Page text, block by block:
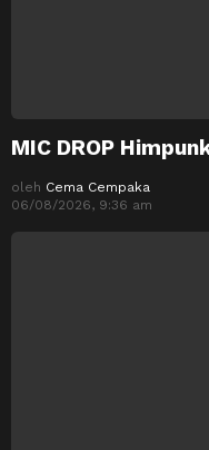
MIC DROP
oleh Cema Cempaka
06/08/2026, 9:36 am